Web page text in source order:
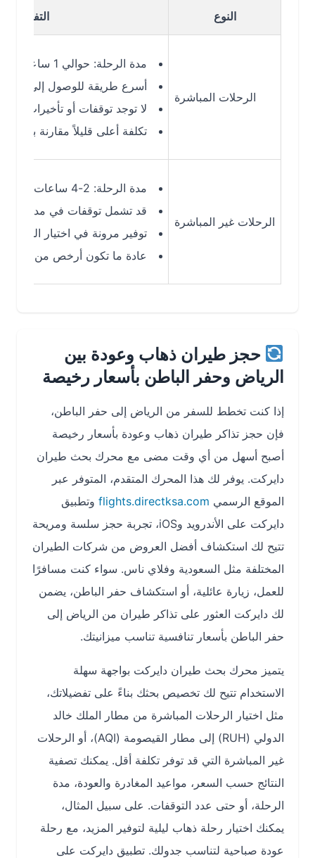
التفاصيل
الرحلات المباشرة
مدة الرحلة: حوالي 1 ساعة
أسرع طريقة للوصول إلى حفر الباطن
لا توجد توقفات أو تأخيرات إضافية
تكلفة أعلى قليلاً مقارنة بالرحلات
الرحلات غير المباشرة
مدة الرحلة: 2-4 ساعات حسب التوقف
قد تشمل توقفات في مدن مثل
توفير مرونة في اختيار الوجهات
عادة ما تكون أرخص من الرحلات
حجز طيران ذهاب وعودة بين
الرياض وحفر الباطن بأسعار رخيصة
إذا كنت تخطط للسفر من الرياض إلى حفر الباطن،
فإن حجز تذاكر طيران ذهاب وعودة بأسعار رخيصة
أصبح أسهل من أي وقت مضى مع محرك بحث طيران
دايركت. يوفر لك هذا المحرك المتقدم، المتوفر عبر
الموقع الرسمي flights.directksa.comوتطبيق
دايركت على الأندرويد وiOS، تجربة حجز سلسة ومريحة
تتيح لك استكشاف أفضل العروض من شركات الطيران
المختلفة مثل السعودية وفلاي ناس. سواء كنت مسافرًا
للعمل، زيارة عائلية، أو استكشاف حفر الباطن، يضمن
لك دايركت العثور على تذاكر طيران من الرياض إلى
حفر الباطن بأسعار تنافسية تناسب ميزانيتك.
يتميز محرك بحث طيران دايركت بواجهة سهلة
الاستخدام تتيح لك تخصيص بحثك بناءً على تفضيلاتك،
مثل اختيار الرحلات المباشرة من مطار الملك خالد
الدولي (RUH) إلى مطار القيصومة (AQI)، أو الرحلات
غير المباشرة التي قد توفر تكلفة أقل. يمكنك تصفية
النتائج حسب السعر، مواعيد المغادرة والعودة، مدة
الرحلة، أو حتى عدد التوقفات. على سبيل المثال،
يمكنك اختيار رحلة ذهاب ليلية لتوفير المزيد، مع رحلة
عودة صباحية لتناسب جدولك. تطبيق دايركت على